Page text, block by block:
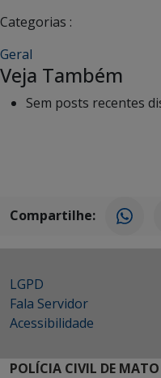
Categorias :
Geral
Veja Também
Sem posts recentes
Compartilhe:
LGPD
Fala Servidor
Acessibilidade
POLÍCIA CIVIL DE